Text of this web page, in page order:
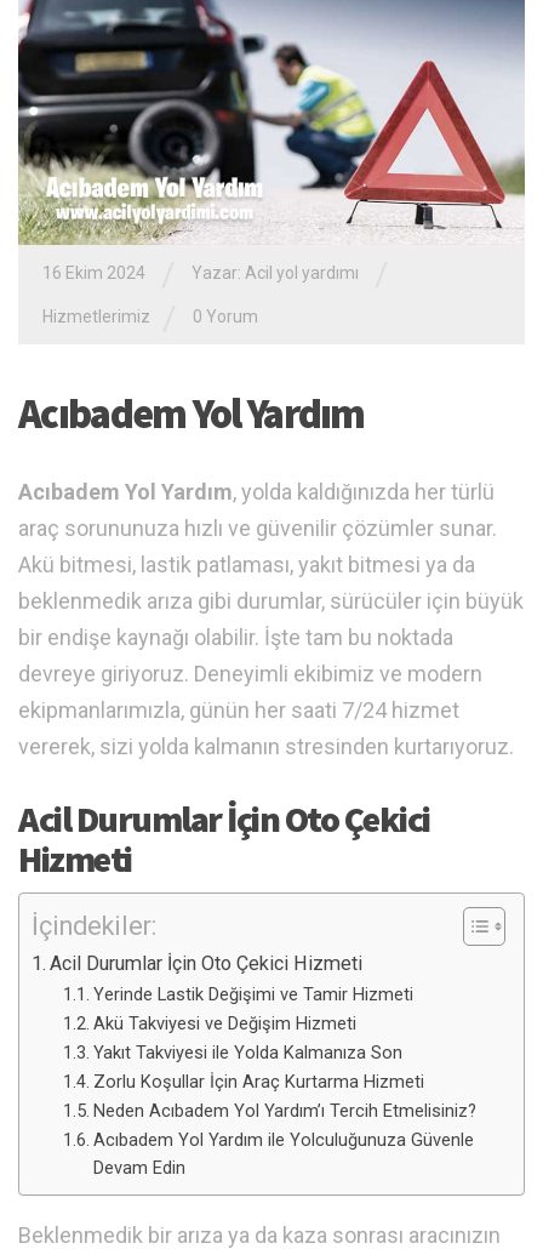
16 Ekim 2024 Yazar: Acil yol yardımı
Hizmetlerimiz 0 Yorum
Acıbadem Yol Yardım
Acıbadem Yol Yardım, yolda kaldığınızda her türlü
araç sorununuza hızlı ve güvenilir çözümler sunar.
Akü bitmesi, lastik patlaması, yakıt bitmesi ya da
beklenmedik arıza gibi durumlar, sürücüler için büyük
bir endişe kaynağı olabilir. İşte tam bu noktada
devreye giriyoruz. Deneyimli ekibimiz ve modern
ekipmanlarımızla, günün her saati 7/24 hizmet
vererek, sizi yolda kalmanın stresinden kurtarıyoruz.
Acil Durumlar İçin Oto Çekici
Hizmeti
İçindekiler:
Acil Durumlar İçin Oto Çekici Hizmeti
Yerinde Lastik Değişimi ve Tamir Hizmeti
Akü Takviyesi ve Değişim Hizmeti
Yakıt Takviyesi ile Yolda Kalmanıza Son
Zorlu Koşullar İçin Araç Kurtarma Hizmeti
Neden Acıbadem Yol Yardım’ı Tercih Etmelisiniz?
Acıbadem Yol Yardım ile Yolculuğunuza Güvenle
Devam Edin
Beklenmedik bir arıza ya da kaza sonrası aracınızın